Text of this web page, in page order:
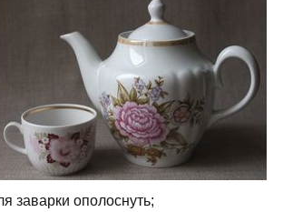
заварки ополоснуть;